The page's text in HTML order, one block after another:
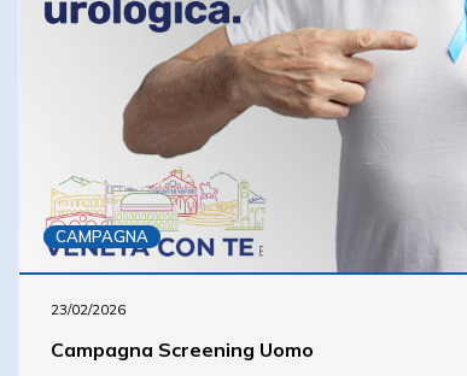
CAMPAGNA
23/02/2026
Campagna Screening Uomo